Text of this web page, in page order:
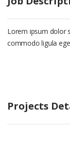
Lorem ipsum dolor
commodo ligula
Projects